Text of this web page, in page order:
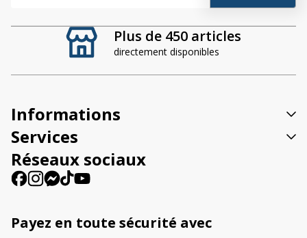
Plus de 450 articles
directement disponibles
t
i
v
e
:
Informations
Services
Réseaux sociaux
Payez en toute sécurité avec